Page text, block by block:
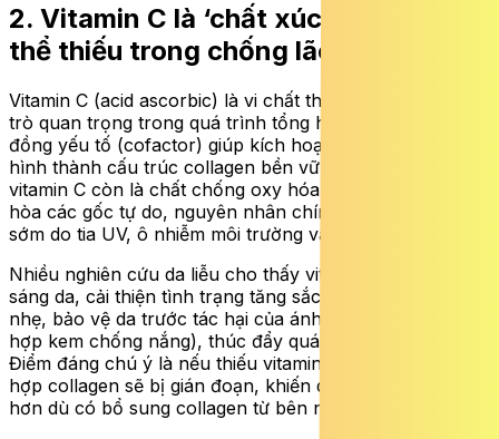
2. Vitamin C là ‘chất xúc tác’ không
thể thiếu trong chống lão hóa
Vitamin C (acid ascorbic) là vi chất thiết yếu, đóng vai
trò quan trọng trong quá trình tổng hợp collagen. Đây là
đồng yếu tố (cofactor) giúp kích hoạt enzyme tham gia
hình thành cấu trúc collagen bền vững. Không chỉ vậy,
vitamin C còn là chất chống oxy hóa mạnh, giúp trung
hòa các gốc tự do, nguyên nhân chính gây lão hóa da
sớm do tia UV, ô nhiễm môi trường và stress oxy hóa.
Nhiều nghiên cứu da liễu cho thấy vitamin C có thể làm
sáng da, cải thiện tình trạng tăng sắc tố, giảm nếp nhăn
nhẹ, bảo vệ da trước tác hại của ánh nắng (khi dùng kết
hợp kem chống nắng), thúc đẩy quá trình tái tạo da.
Điểm đáng chú ý là nếu thiếu vitamin C, quá trình tổng
hợp collagen sẽ bị gián đoạn, khiến da nhanh lão hóa
hơn dù có bổ sung collagen từ bên ngoài.